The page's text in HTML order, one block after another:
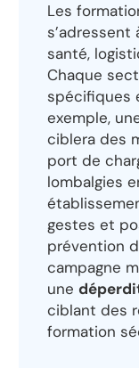
Les
s’adressent
santé,
Chaque
spécifiques
exemple,
ciblera des
port de
lombalgies
gestes et
prévention
campagne
une
ciblant des
formation